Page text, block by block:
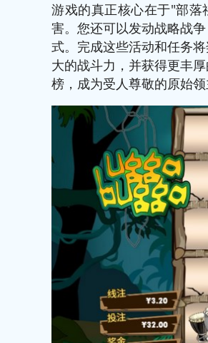
游戏的真正核心在于"部
害。您还可以发动战略战
式。完成这些活动和任务
大的战斗力，并获得更丰
榜，成为受人尊敬的原始领